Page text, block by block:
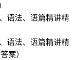
语法、语篇精讲精
语法、语篇精讲精
案）